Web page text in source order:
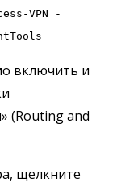
VPN -
включить и
(Routing and
щелкните